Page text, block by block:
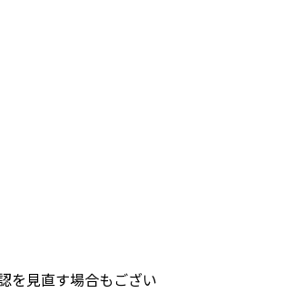
を見直す場合もござい